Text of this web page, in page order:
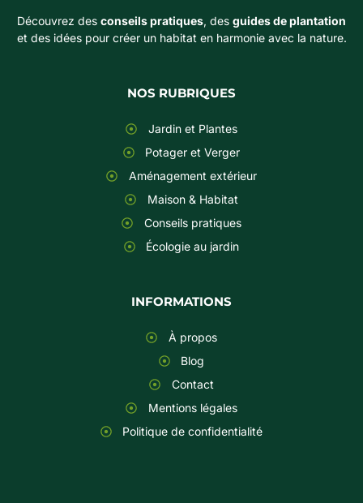
Découvrez des conseils pratiques, des guides de plantation
et des idées pour créer un habitat en harmonie avec la nature.
NOS RUBRIQUES
Jardin et Plantes
Potager et Verger
Aménagement extérieur
Maison & Habitat
Conseils pratiques
Écologie au jardin
INFORMATIONS
À propos
Blog
Contact
Mentions légales
Politique de confidentialité